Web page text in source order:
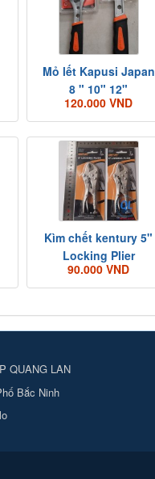
Mỏ lết Kapusi Japan
8 " 10" 12"
120.000 VND
Kìm chết kentury 5"
Locking Plier
90.000 VND
QUANG LAN
Bắc Ninh